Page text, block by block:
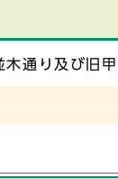
通り及び旧